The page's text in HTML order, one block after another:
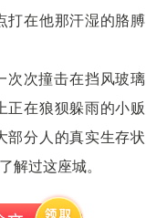
打在他那汗湿的胳膊
次次撞击在挡风玻璃
正在狼狈躲雨的小贩
部分人的真实生存状
解过这座城。